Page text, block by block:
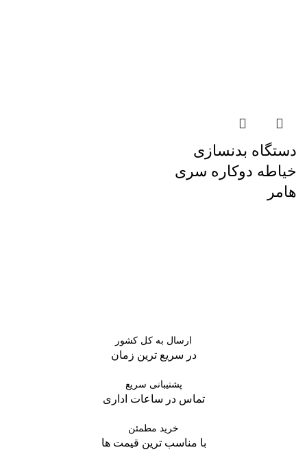
دستگاه بدنسازی
خیاطه دوکاره سری
هامر
ارسال به کل کشور
در سریع ترین زمان
پشتیبانی سریع
تماس در ساعات اداری
خرید مطمئن
با مناسب ترین قیمت ها